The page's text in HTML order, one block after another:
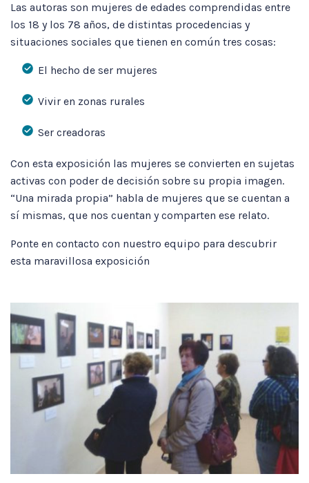
Las autoras son mujeres de edades comprendidas entre
los 18 y los 78 años, de distintas procedencias y
situaciones sociales que tienen en común tres cosas:
El hecho de ser mujeres
Vivir en zonas rurales
Ser creadoras
Con esta exposición las mujeres se convierten en sujetas
activas con poder de decisión sobre su propia imagen.
“Una mirada propia” habla de mujeres que se cuentan a
sí mismas, que nos cuentan y comparten ese relato.
Ponte en contacto con nuestro equipo para descubrir
esta maravillosa exposición